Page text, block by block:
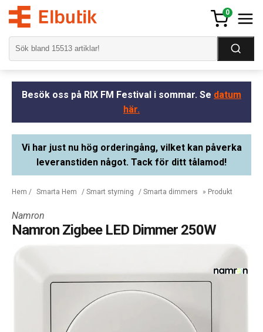
0
Besök oss på RIX FM Festival i sommar. Se datum
här.
Vi har just nu hög orderingång, vilket kan påverka
leveranstiden något. Tack för ditt tålamod!
Hem / Smarta Hem / Smart styrning / Smarta dimmers » Produkt
Namron
Namron Zigbee LED Dimmer 250W